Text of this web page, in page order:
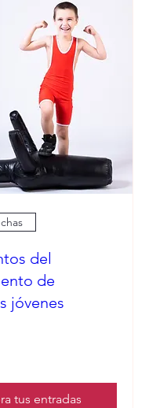
del
de
jóvenes
tus entradas